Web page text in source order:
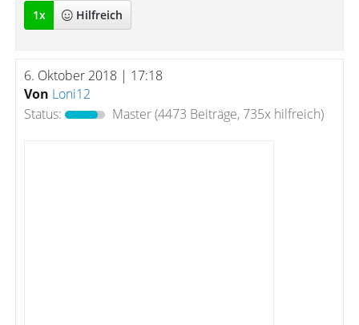
1x Hilfreich
6. Oktober 2018 | 17:18
Von Loni12
Status:
Master(4473 Beiträge, 735x hilfreich)